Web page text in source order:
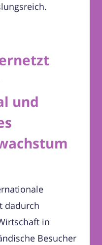
und
dadurch
in
Besucher